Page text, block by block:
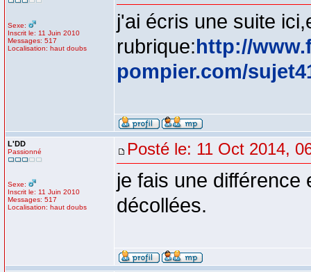
Sexe:
Inscrit le: 11 Juin 2010
Messages: 517
Localisation: haut doubs
j'ai écris une suite
rubrique:http://
pompier.com/
L'DD
Passionné
Sexe:
Inscrit le: 11 Juin 2010
Messages: 517
Localisation: haut doubs
Posté le: 11 Oct 2014,
je fais une différence
décollées.